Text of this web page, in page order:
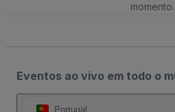
momento.
Eventos ao vivo em todo o
Portugal